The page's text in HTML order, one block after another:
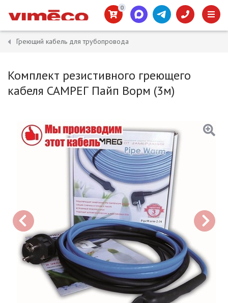
0
Греющий кабель для трубопровода
Комплект резистивного греющего
кабеля САМРЕГ Пайп Ворм (3м)